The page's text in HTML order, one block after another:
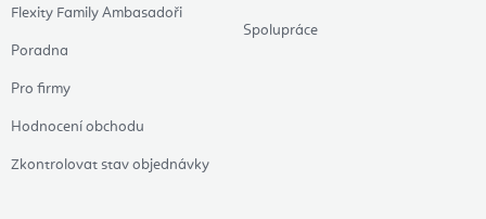
Flexity Family Ambasadoři
Poradna
Pro firmy
Hodnocení obchodu
Zkontrolovat stav objednávky
Spolupráce